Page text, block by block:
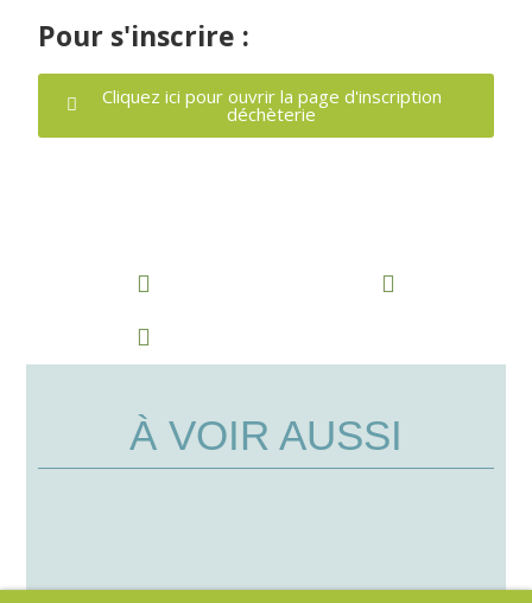
Pour s'inscrire :
Cliquez ici pour ouvrir la page d'inscription
déchèterie
À VOIR AUSSI